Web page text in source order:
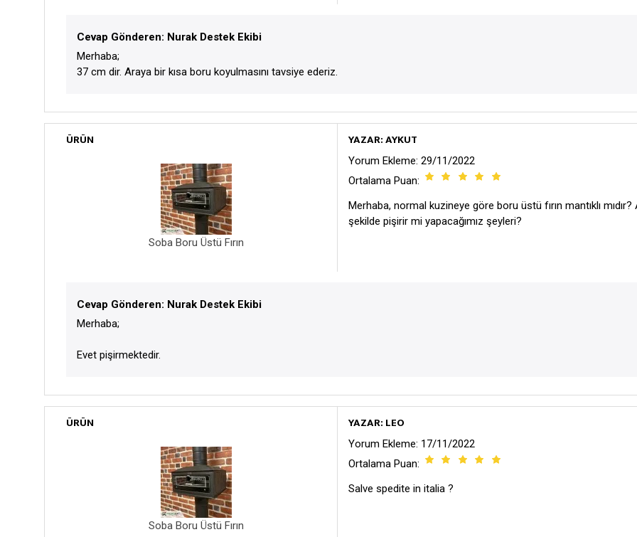
Cevap Gönderen: Nurak Destek Ekibi
Merhaba;
37 cm dir. Araya bir kısa boru koyulmasını tavsiye ederiz.
ÜRÜN
Soba Boru Üstü Fırın
YAZAR: AYKUT
Yorum Ekleme: 29/11/2022
Ortalama Puan:
Merhaba, normal kuzineye göre boru üstü fırın mantıklı mıdır?
şekilde pişirir mi yapacağımız şeyleri?
Cevap Gönderen: Nurak Destek Ekibi
Merhaba;
Evet pişirmektedir.
ÜRÜN
Soba Boru Üstü Fırın
YAZAR: LEO
Yorum Ekleme: 17/11/2022
Ortalama Puan:
Salve spedite in italia ?